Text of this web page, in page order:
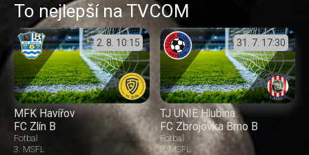
To nejlepší na TVCOM
2. 8. 10:15
MFK Havířov
FC Zlín B
Fotbal
3. MSFL
31. 7. 17:30
TJ UNIE Hlubina
FC Zbrojovka Brno B
Fotbal
3. MSFL